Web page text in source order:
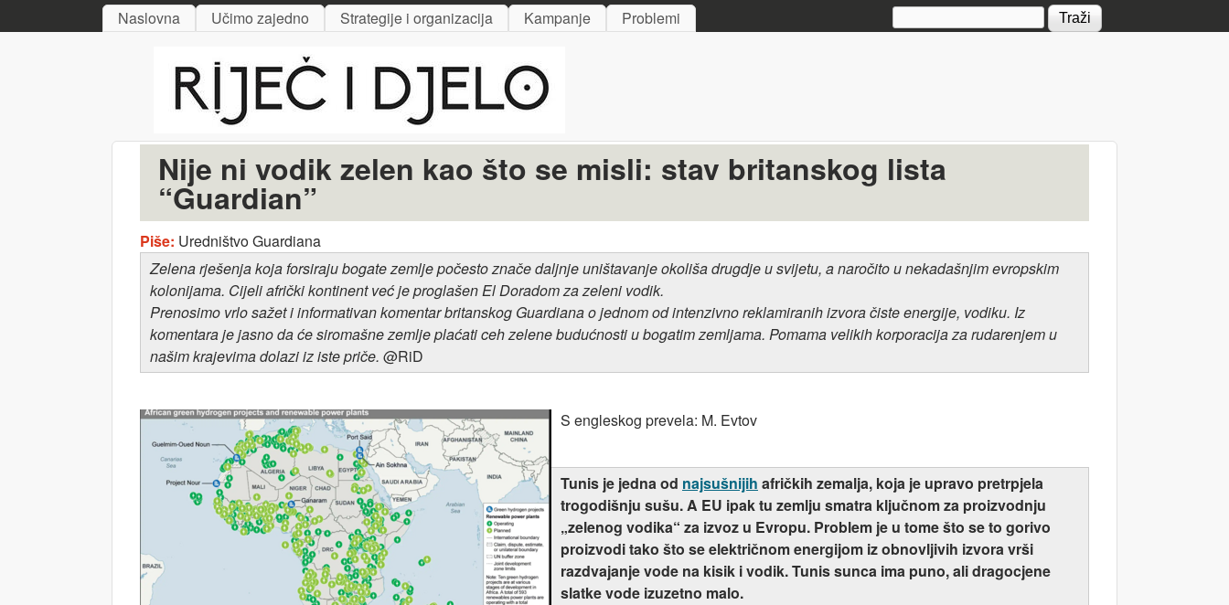
Skip to main content
MAIN MENU
Naslovna Učimo zajedno Strategije i organizacija Kampanje Problemi Search form
Nije ni vodik zelen kao što se misli: stav britanskog lista
“Guardian”
Piše: Uredništvo Guardiana
Zelena rješenjakoja forsiraju bogate zemljepočesto znače daljnjeuništavanje okoliša drugdje u svijetu, a naročito u nekadašnjim evropskim
kolonijama. Cijeli afrički kontinent već je proglašen El Doradomza zeleni vodik.
Prenosimo vrlo sažet i informativan komentar britanskog Guardianao jednom od intenzivno reklamiranih izvoračisteenergije, vodiku. Iz
komentara je jasno da ćesiromašne zemlje plaćati ceh zelene budućnosti u bogatim zemljama. Pomama velikih korporacija za rudarenjem u
našim krajevima dolazi iz iste priče. @RiD
S engleskog prevela: M. Evtov
Tunis je jedna od najsušnijih afričkih zemalja, koja je upravo pretrpjela
trogodišnju sušu. A EU ipak tu zemlju smatra ključnom za proizvodnju
„zelenog vodika“ za izvoz u Evropu. Problem je u tome što se to gorivo
proizvodi tako što se električnom energijom iz obnovljivih izvora vrši
razdvajanje vode na kisik i vodik. Tunis sunca ima puno, ali dragocjene
slatke vode izuzetno malo.